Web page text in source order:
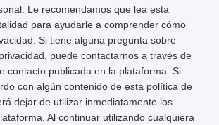
Le recomendamos que lea esta
para ayudarle a comprender cómo
Si tiene alguna pregunta sobre
puede contactarnos a través de
contacto publicada en la plataforma. Si
con algún contenido de esta política de
dejar de utilizar inmediatamente los
Al continuar utilizando cualquiera